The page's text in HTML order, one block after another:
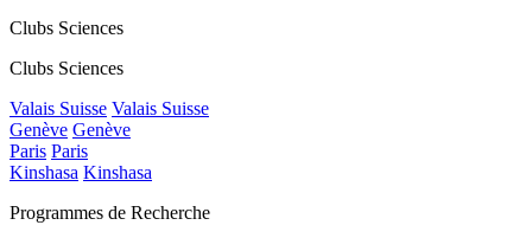
Clubs Sciences
Clubs Sciences
Valais Suisse Valais Suisse
Genève Genève
Paris Paris
Kinshasa Kinshasa
Programmes de Recherche